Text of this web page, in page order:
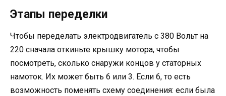
Этапы переделки
Чтобы переделать электродвигатель с 380 Вольт на
220 сначала откиньте крышку мотора, чтобы
посмотреть, сколько снаружи концов у статорных
намоток. Их может быть 6 или 3. Если 6, то есть
возможность поменять схему соединения: если была